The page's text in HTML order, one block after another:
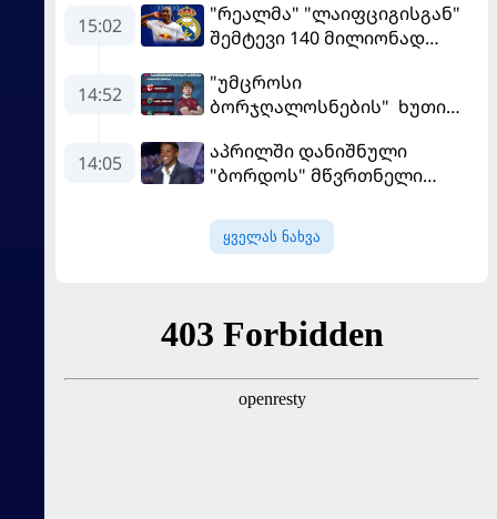
15:02
"რეალმა" "ლაიფციგისგან"
შემტევი 140 მილიონად
14:52
"უმცროსი
ბორჯღალოსნების" ხუთი
14:05
აპრილში დანიშნული
"ბორდოს" მწვრთნელი
ყველას ნახვა